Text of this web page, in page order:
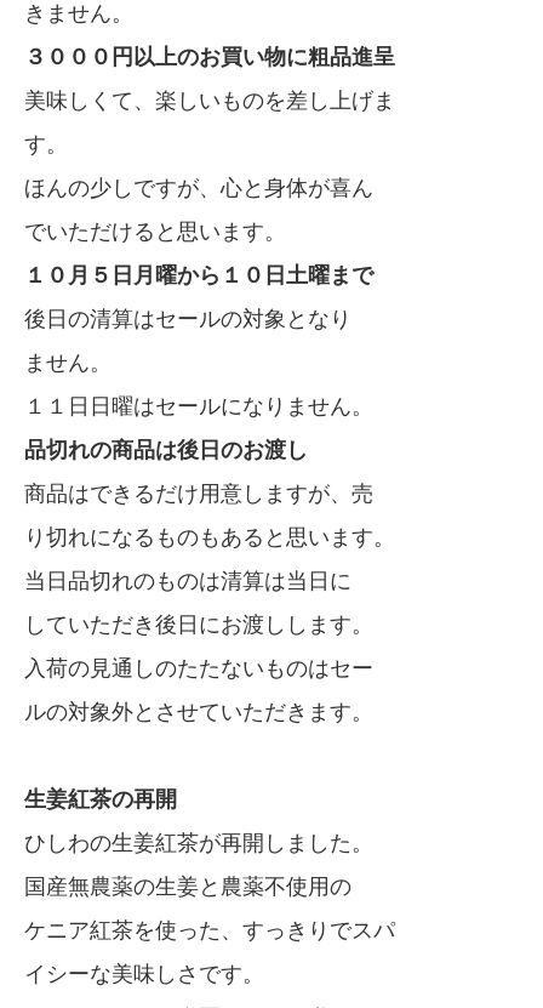
きません。
３０００円以上のお買い物に粗品進呈
美味しくて、楽しいものを差し上げま
す。
ほんの少しですが、心と身体が喜ん
でいただけると思います。
１０月５日月曜から１０日土曜まで
後日の清算はセールの対象となり
ません。
１１日日曜はセールになりません。
品切れの商品は後日のお渡し
商品はできるだけ用意しますが、売
り切れになるものもあると思います。
当日品切れのものは清算は当日に
していただき後日にお渡しします。
入荷の見通しのたたないものはセー
ルの対象外とさせていただきます。
生姜紅茶の再開
ひしわの生姜紅茶が再開しました。
国産無農薬の生姜と農薬不使用の
ケニア紅茶を使った、すっきりでスパ
イシーな美味しさです。